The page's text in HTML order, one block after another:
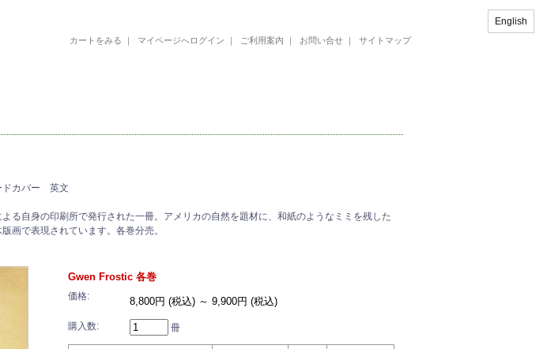
カートをみる ｜ マイページへログイン ｜ ご利用案内 ｜ お問い合せ ｜ サイトマップ
ドカバー 英文
る自身の印刷所で発行された一冊。アメリカの自然を題材に、和紙のようなミミを残した
画で表現されています。各巻分売。
Gwen Frostic 各巻
価格: 8,800円 (税込) ～ 9,900円 (税込)
購入数: 冊
English